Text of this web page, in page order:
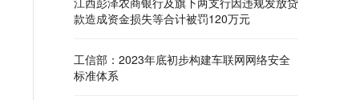
款造成资金损失等合计被罚120万元
工信部：2023年底初步构建车联网网络安全
标准体系